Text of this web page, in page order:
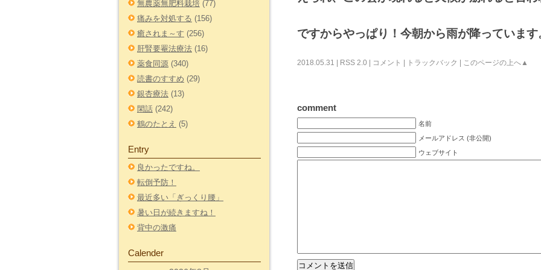
無農薬無肥料栽培 (77)
痛みを対処する (156)
癒されま～す (256)
肝腎要罨法療法 (16)
薬食同源 (340)
読書のすすめ (29)
銀杏療法 (13)
閑話 (242)
鶴のたとえ (5)
Entry
良かったですね。
転倒予防！
最近多い「ぎっくり腰」
暑い日が続きますね！
背中の激痛
Calender
ですからやっぱり！今朝から雨が降っています
2018.05.31 | RSS 2.0 コメント トラックバック このページの上へ▲
comment
名前
メールアドレス (非公開)
ウェブサイト